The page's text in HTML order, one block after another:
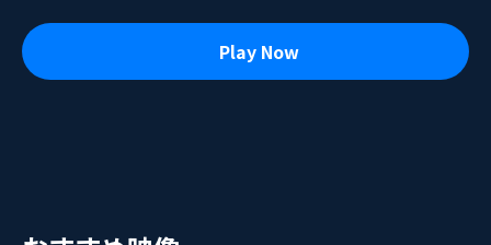
Play Now